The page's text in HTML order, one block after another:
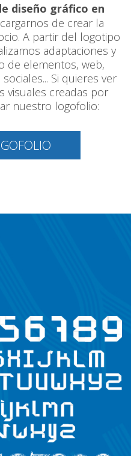
diseño gráfico en
de crear la
A partir del logotipo
adaptaciones y
de elementos, web,
Si quieres ver
visuales creadas por
nuestro logofolio: